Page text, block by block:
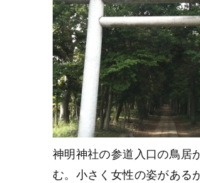
神明神社の参道入口の鳥居
む。小さく女性の姿がある